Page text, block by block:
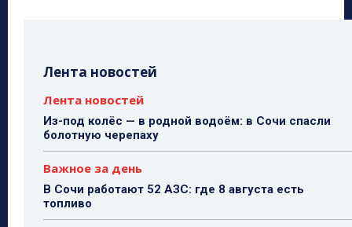
Лента новостей
Лента новостей
Из-под колёс — в родной водоём: в Сочи спасли
болотную черепаху
Важное за день
В Сочи работают 52 АЗС: где 8 августа есть
топливо